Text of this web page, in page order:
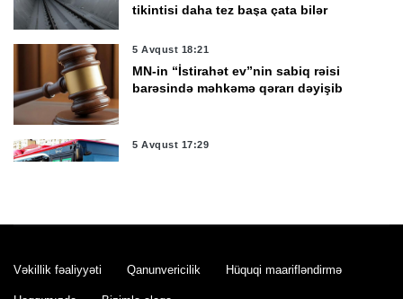
tikintisi daha tez başa çata bilər
5 Avqust 18:21
MN-in “İstirahət ev”nin sabiq rəisi
barəsində məhkəmə qərarı dəyişib
5 Avqust 17:29
tranzit keçməklə buğda göndəriləcək
Vəkillik fəaliyyəti Qanunvericilik Hüquqi maarifləndirmə